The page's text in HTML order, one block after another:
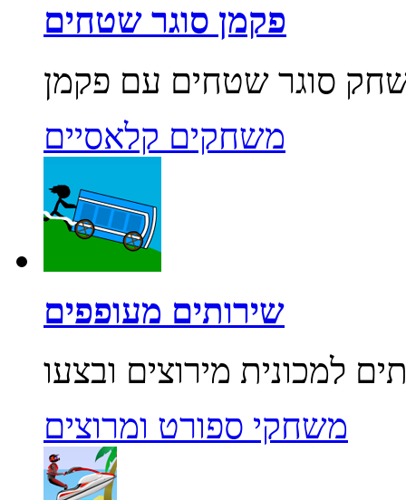
פקמן סוגר שטחים
משחקים קלאסיים
שירותים מעופפים
משחקי ספורט ומרוצים